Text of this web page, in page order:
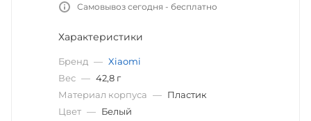
Самовывоз сегодня - бесплатно
Характеристики
Бренд — Xiaomi
Вес — 42,8 г
Материал корпуса — Пластик
Цвет — Белый